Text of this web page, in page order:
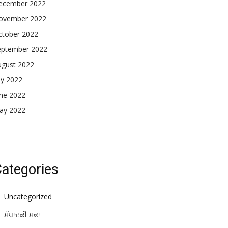
2022
2022
2022
2022
2022
2022
2022
2022
Uncategorized
ਸੰਪਾਦਕੀ ਸਫ਼ਾ